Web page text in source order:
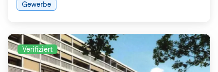
Gewerbe
Verifiziert